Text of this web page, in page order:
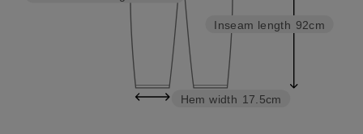
Inseam length 92cm
Hem width 17.5cm